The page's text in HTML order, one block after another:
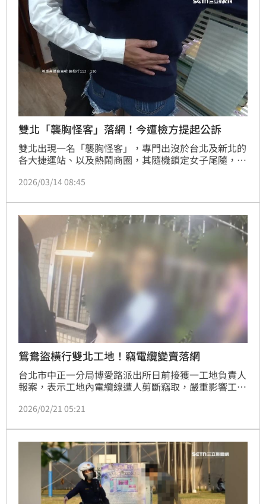
雙北「襲胸怪客」落網！今遭檢方提起公訴
雙北出現一名「襲胸怪客」，專門出沒於台北及新北的
各大捷運站、以及熱鬧商圈，其隨機鎖定女子尾隨，趁
間，這名犯案的「襲胸怪客」被警方循線逮捕落網，台
訴。
2026/03/14 08:45
鴛鴦盜橫行雙北工地！竊電纜變賣落網
台北市中正一分局博愛路派出所日前接獲一工地負責人
報案，表示工地內電纜線遭人剪斷竊取，嚴重影響工程
「鴛鴦大盜」，特徵與近期雙北多起工地竊案相符，經
罪移送台北地檢署偵辦。
2026/02/21 05:21